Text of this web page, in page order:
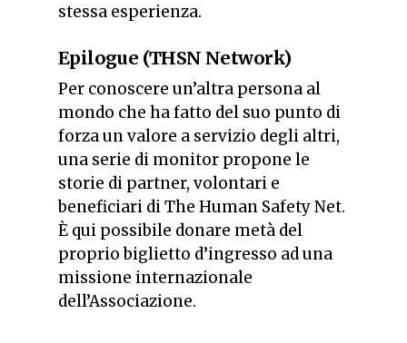
stessa esperienza.
Epilogue (THSN Network)
Per conoscere un’altra persona al
mondo che ha fatto del suo punto di
forza un valore a servizio degli altri,
una serie di monitor propone le
storie di partner, volontari e
beneficiari di The Human Safety Net.
È qui possibile donare metà del
proprio biglietto d’ingresso ad una
missione internazionale
dell’Associazione.